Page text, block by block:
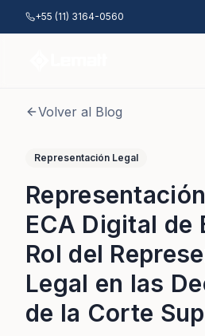
Saltar al contenido principal
+55 (11) 3164-0560
Volver al Blog
Representación Legal
ECA Digital de
Rol del
Legal en las
de la Corte